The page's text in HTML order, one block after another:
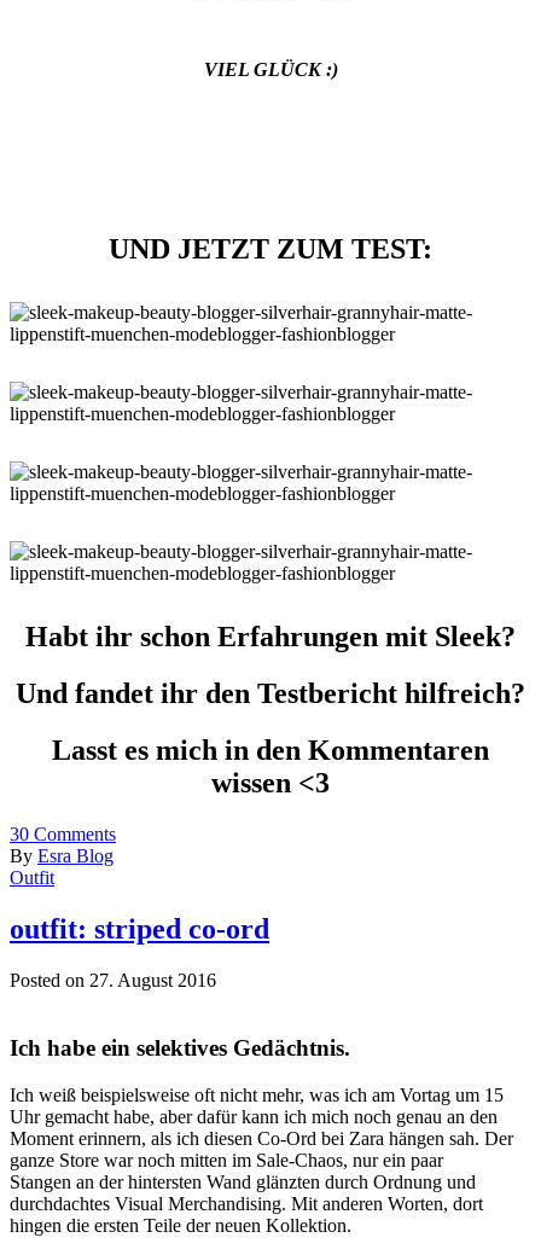
VIEL GLÜCK :)
UND JETZT ZUM TEST:
Habt ihr schon Erfahrungen mit Sleek?
Und fandet ihr den Testbericht hilfreich?
Lasst es mich in den Kommentaren
wissen <3
30 Comments
By Esra Blog
Outfit
outfit: striped co-ord
Posted on 27. August 2016
Ich habe ein selektives Gedächtnis.
Ich weiß beispielsweise oft nicht mehr, was ich am Vortag um 15
Uhr gemacht habe, aber dafür kann ich mich noch genau an den
Moment erinnern, als ich diesen Co-Ord bei Zara hängen sah. Der
ganze Store war noch mitten im Sale-Chaos, nur ein paar
Stangen an der hintersten Wand glänzten durch Ordnung und
durchdachtes Visual Merchandising. Mit anderen Worten, dort
hingen die ersten Teile der neuen Kollektion.